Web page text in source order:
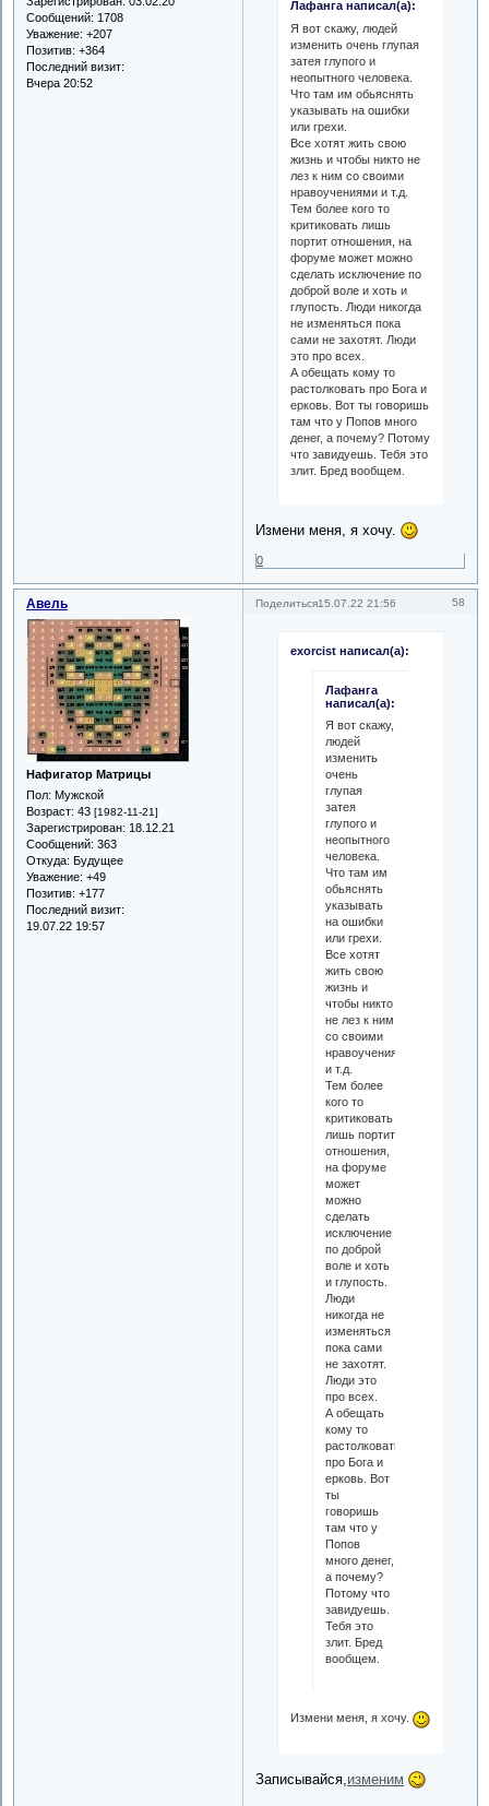
Сообщений: 1708
Уважение: +207
Позитив: +364
Последний визит:
Вчера 20:52
Лафанга написал(а):
Я вот скажу, людей
изменить очень глупая
затея глупого и
неопытного человека.
Что там им обьяснять
указывать на ошибки
или грехи.
Все хотят жить свою
жизнь и чтобы никто не
лез к ним со своими
нравоучениями и т.д.
Тем более кого то
критиковать лишь
портит отношения, на
форуме может можно
сделать исключение по
доброй воле и хоть и
глупость. Люди никогда
не изменяться пока
сами не захотят. Люди
это про всех.
А обещать кому то
растолковать про Бога и
ерковь. Вот ты говоришь
там что у Попов много
денег, а почему? Потому
что завидуешь. Тебя это
злит. Бред вообщем.
Измени меня, я хочу.
0
Поделиться 58
15.07.22 21:56
Авель
Нафигатор Матрицы
Пол: Мужской
Возраст: 43 [1982-11-21]
Зарегистрирован: 18.12.21
Сообщений: 363
Откуда: Будущее
Уважение: +49
Позитив: +177
Последний визит:
19.07.22 19:57
exorcist написал(а):
Лафанга
написал(а):
Я вот скажу,
людей
изменить
очень
глупая
затея
глупого и
неопытного
человека.
Что там им
обьяснять
указывать
на ошибки
или грехи.
Все хотят
жить свою
жизнь и
чтобы никто
не лез к ним
со своими
нравоучениями
и т.д.
Тем более
кого то
критиковать
лишь портит
отношения,
на форуме
может
можно
сделать
исключение
по доброй
воле и хоть
и глупость.
Люди
никогда не
изменяться
пока сами
не захотят.
Люди это
про всех.
А обещать
кому то
растолковать
про Бога и
ерковь. Вот
ты
говоришь
там что у
Попов
много денег,
а почему?
Потому что
завидуешь.
Тебя это
злит. Бред
вообщем.
Измени меня, я хочу.
Записывайся,изменим